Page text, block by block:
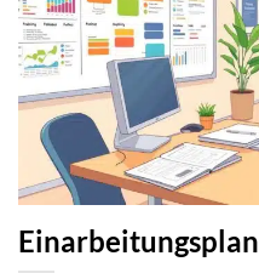
Einarbeitungsplan